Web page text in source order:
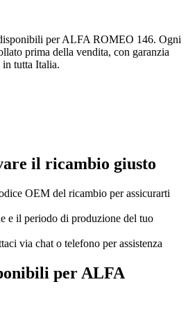
perALFA ROMEO 146. Ogni
prima della vendita, con garanzia
in tutta Italia.
il ricambio giusto
OEM del ricambio per assicurarti
e il periodo di produzione del tuo
via chat o telefono per assistenza
per ALFA